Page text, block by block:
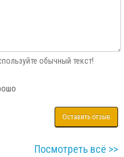
обычный текст!
Оставить отзыв
Посмотреть всё >>